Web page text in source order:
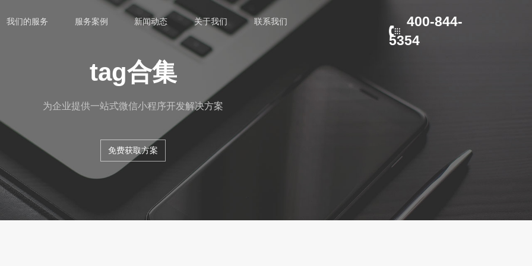
400-844-
5354
我们的服务 服务案例 新闻动态 关于我们 联系我们
tag合集
为企业提供一站式微信小程序开发解决方案
免费获取方案